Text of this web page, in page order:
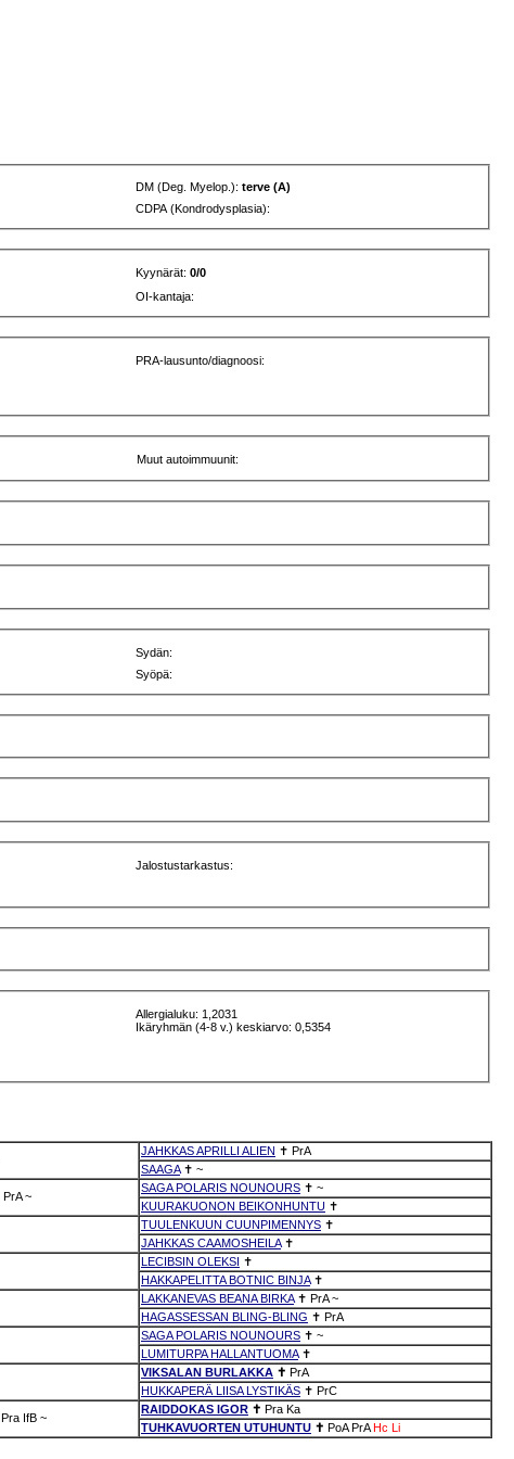
DM (Deg. Myelop.):terve (A)
CDPA (Kondrodysplasia):
Kyynärät:0/0
OI-kantaja:
PRA-lausunto/diagnoosi:
Muut autoimmuunit:
Sydän:
Syöpä:
Jalostustarkastus:
Allergialuku: 1,2031
Ikäryhmän (4-8 v.) keskiarvo: 0,5354
JAHKKAS APRILLI ALIEN ✝ PrA
SAAGA✝ ~
PrA ~
SAGA POLARIS NOUNOURS ✝ ~
KUURAKUONON BEIKONHUNTU ✝
TUULENKUUN CUUNPIMENNYS ✝
JAHKKAS CAAMOSHEILA✝
LECIBSIN OLEKSI ✝
HAKKAPELITTA BOTNIC BINJA✝
LAKKANEVAS BEANA BIRKA✝ PrA ~
HAGASSESSAN BLING-BLING ✝ PrA
SAGA POLARIS NOUNOURS ✝ ~
LUMITURPA HALLANTUOMA✝
VIKSALAN BURLAKKA ✝ PrA
HUKKAPERÄ LIISA LYSTIKÄS ✝ PrC
Pra IfB ~
RAIDDOKAS IGOR ✝ Pra Ka
TUHKAVUORTEN UTUHUNTU ✝ PoA PrA Hc Li